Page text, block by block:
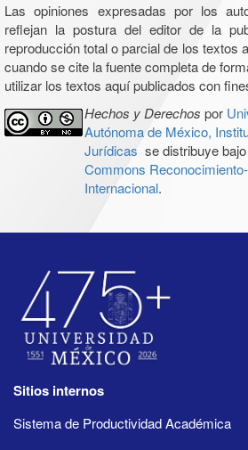
Las opiniones expresadas por los
reflejan la postura del editor de la
reproducción total o parcial de los textos
cuando se cite la fuente completa de
utilizar los textos aquí publicados con
Hechos y Derechos por
Autónoma de México,
Jurídicas se distribuye
Commons
Internacional.
Sitios internos
Sistema de Productividad Académica